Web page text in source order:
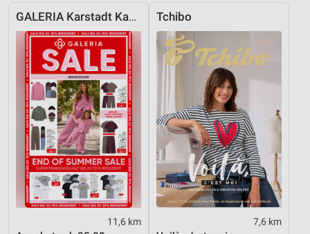
GALERIA Karstadt Kaufhof
11,6 km
Tchibo
7,6 km
Verwendung von Profilen zur Auswahl
personalisierter Inhalte
Messung der Werbeleistung
Messung der Performance von Inhalten
Analyse von Zielgruppen durch Statistiken oder
Kombinationen von Daten aus verschiedenen
Quellen
Entwicklung und Verbesserung der Angebote
Verwendung reduzierter Daten zur Auswahl von